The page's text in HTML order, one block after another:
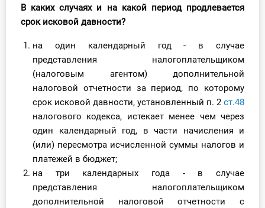
В каких случаях и на какой период продлевается
срок исковой давности?
на один календарный год - в случае
представления налогоплательщиком
(налоговым агентом) дополнительной
налоговой отчетности за период, по которому
срок исковой давности, установленный п. 2 ст.48
налогового кодекса, истекает менее чем через
один календарный год, в части начисления и
(или) пересмотра исчисленной суммы налогов и
платежей в бюджет;
на три календарных года - в случае
представления налогоплательщиком
дополнительной налоговой отчетности с